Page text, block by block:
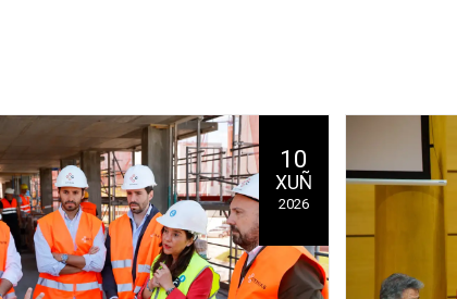
10
XUÑ
2026